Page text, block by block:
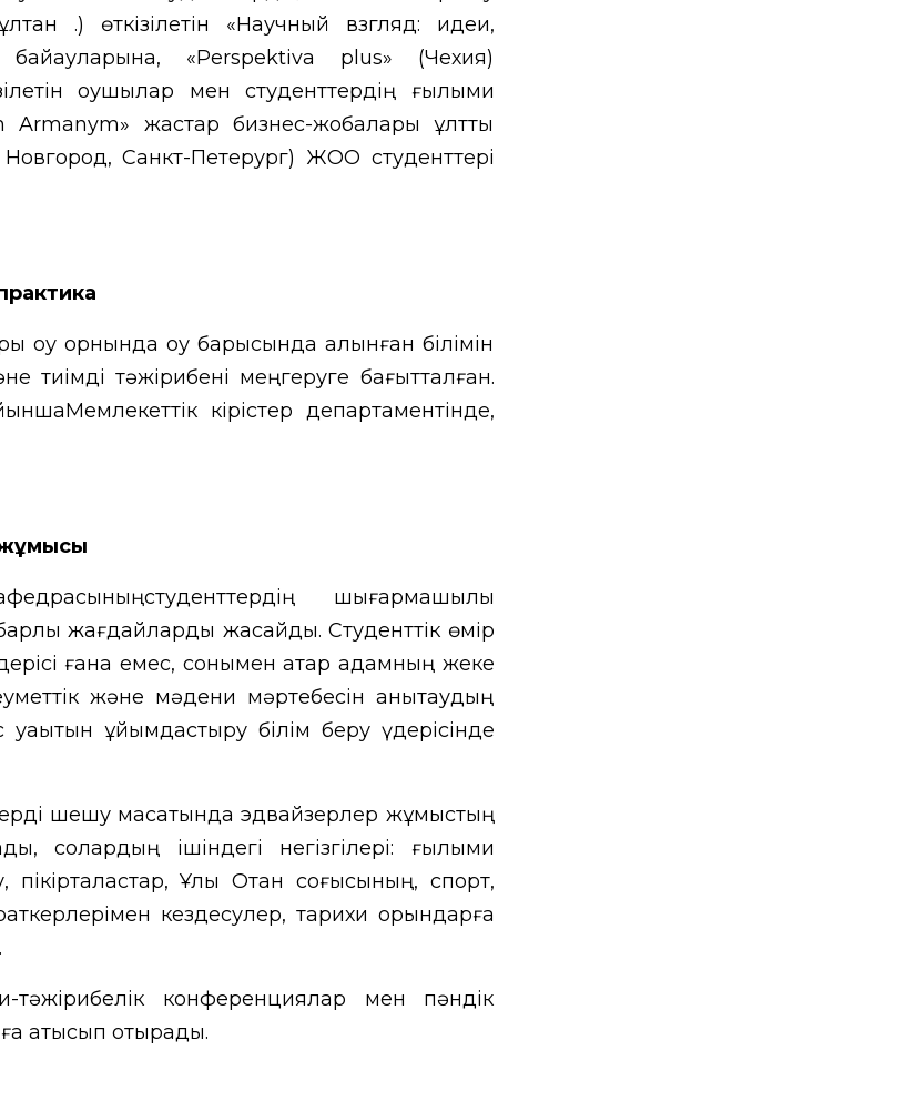
қ.) өткізілетін «Научный взгляд: идеи,
«Perspektiva plus» (Чехия)
оқушылар мен студенттердің ғылыми
Armanym» жастар бизнес-жобалары ұлттық
Санкт-Петерург) ЖОО студенттері
оқу орнында оқу барысында алынған білімін
тиімді тәжірибені меңгеруге бағытталған.
кірістер департаментінде,
шығармашылық
жағдайларды жасайды. Студенттік өмір
ғана емес, сонымен қатар адамның жеке
және мәдени мәртебесін анықтаудың
ұйымдастыру білім беру үдерісінде
шешу мақсатында эдвайзерлер жұмыстың
солардың ішіндегі негізгілері: ғылыми
пікірталастар, Ұлы Отан соғысының, спорт,
кездесулер, тарихи орындарға
конференциялар мен пәндік
қатысып отырады.